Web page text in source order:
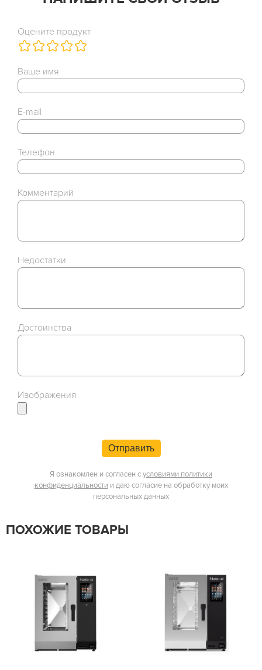
Оцените продукт
Ваше имя
E-mail
Телефон
Комментарий
Недостатки
Достоинства
Изображения
Отправить
Я ознакомлен и согласен сусловиями политики
конфиденциальности и даю согласие на обработку моих
персональных данных
ПОХОЖИЕ ТОВАРЫ